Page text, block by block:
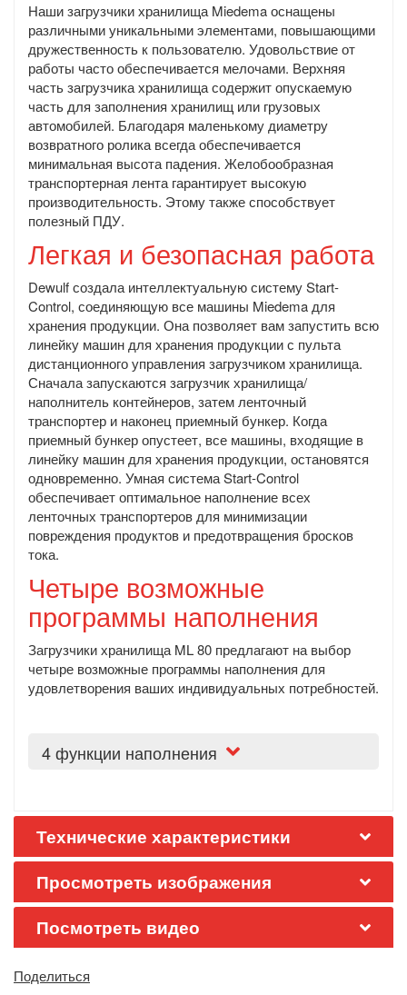
Наши загрузчики хранилища Miedema оснащены
различными уникальными элементами, повышающими
дружественность к пользователю. Удовольствие от
работы часто обеспечивается мелочами. Верхняя
часть загрузчика хранилища содержит опускаемую
часть для заполнения хранилищ или грузовых
автомобилей. Благодаря маленькому диаметру
возвратного ролика всегда обеспечивается
минимальная высота падения. Желобообразная
транспортерная лента гарантирует высокую
производительность. Этому также способствует
полезный ПДУ.
Легкая и безопасная работа
Dewulf создала интеллектуальную систему Start-
Control, соединяющую все машины Miedema для
хранения продукции. Она позволяет вам запустить всю
линейку машин для хранения продукции с пульта
дистанционного управления загрузчиком хранилища.
Сначала запускаются загрузчик хранилища/
наполнитель контейнеров, затем ленточный
транспортер и наконец приемный бункер. Когда
приемный бункер опустеет, все машины, входящие в
линейку машин для хранения продукции, остановятся
одновременно. Умная система Start-Control
обеспечивает оптимальное наполнение всех
ленточных транспортеров для минимизации
повреждения продуктов и предотвращения бросков
тока.
Четыре возможные
программы наполнения
Загрузчики хранилища ML 80 предлагают на выбор
четыре возможные программы наполнения для
удовлетворения ваших индивидуальных потребностей.
4 функции наполнения
Технические характеристики
Просмотреть изображения
Посмотреть видео
Поделиться